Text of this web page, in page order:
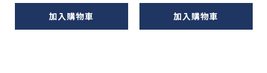
加入購物車
加入購物車